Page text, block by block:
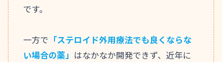
です。
一方で 「ステロイド外用療法でも良くならな
い場合の薬」 はなかなか開発できず、近年に